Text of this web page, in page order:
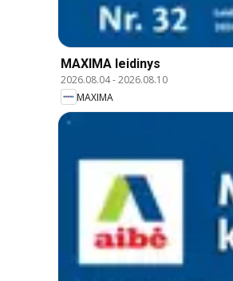
MAXIMA leidinys
2026.08.04-2026.08.10
MAXIMA